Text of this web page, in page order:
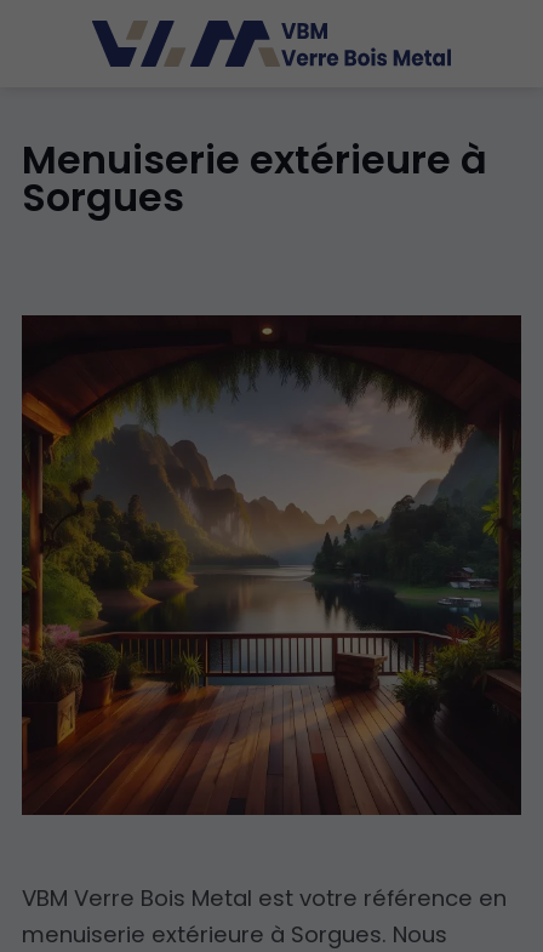
Menuiserie extérieure à
Sorgues
VBM Verre Bois Metal est votre référence en
menuiserie extérieure à Sorgues. Nous